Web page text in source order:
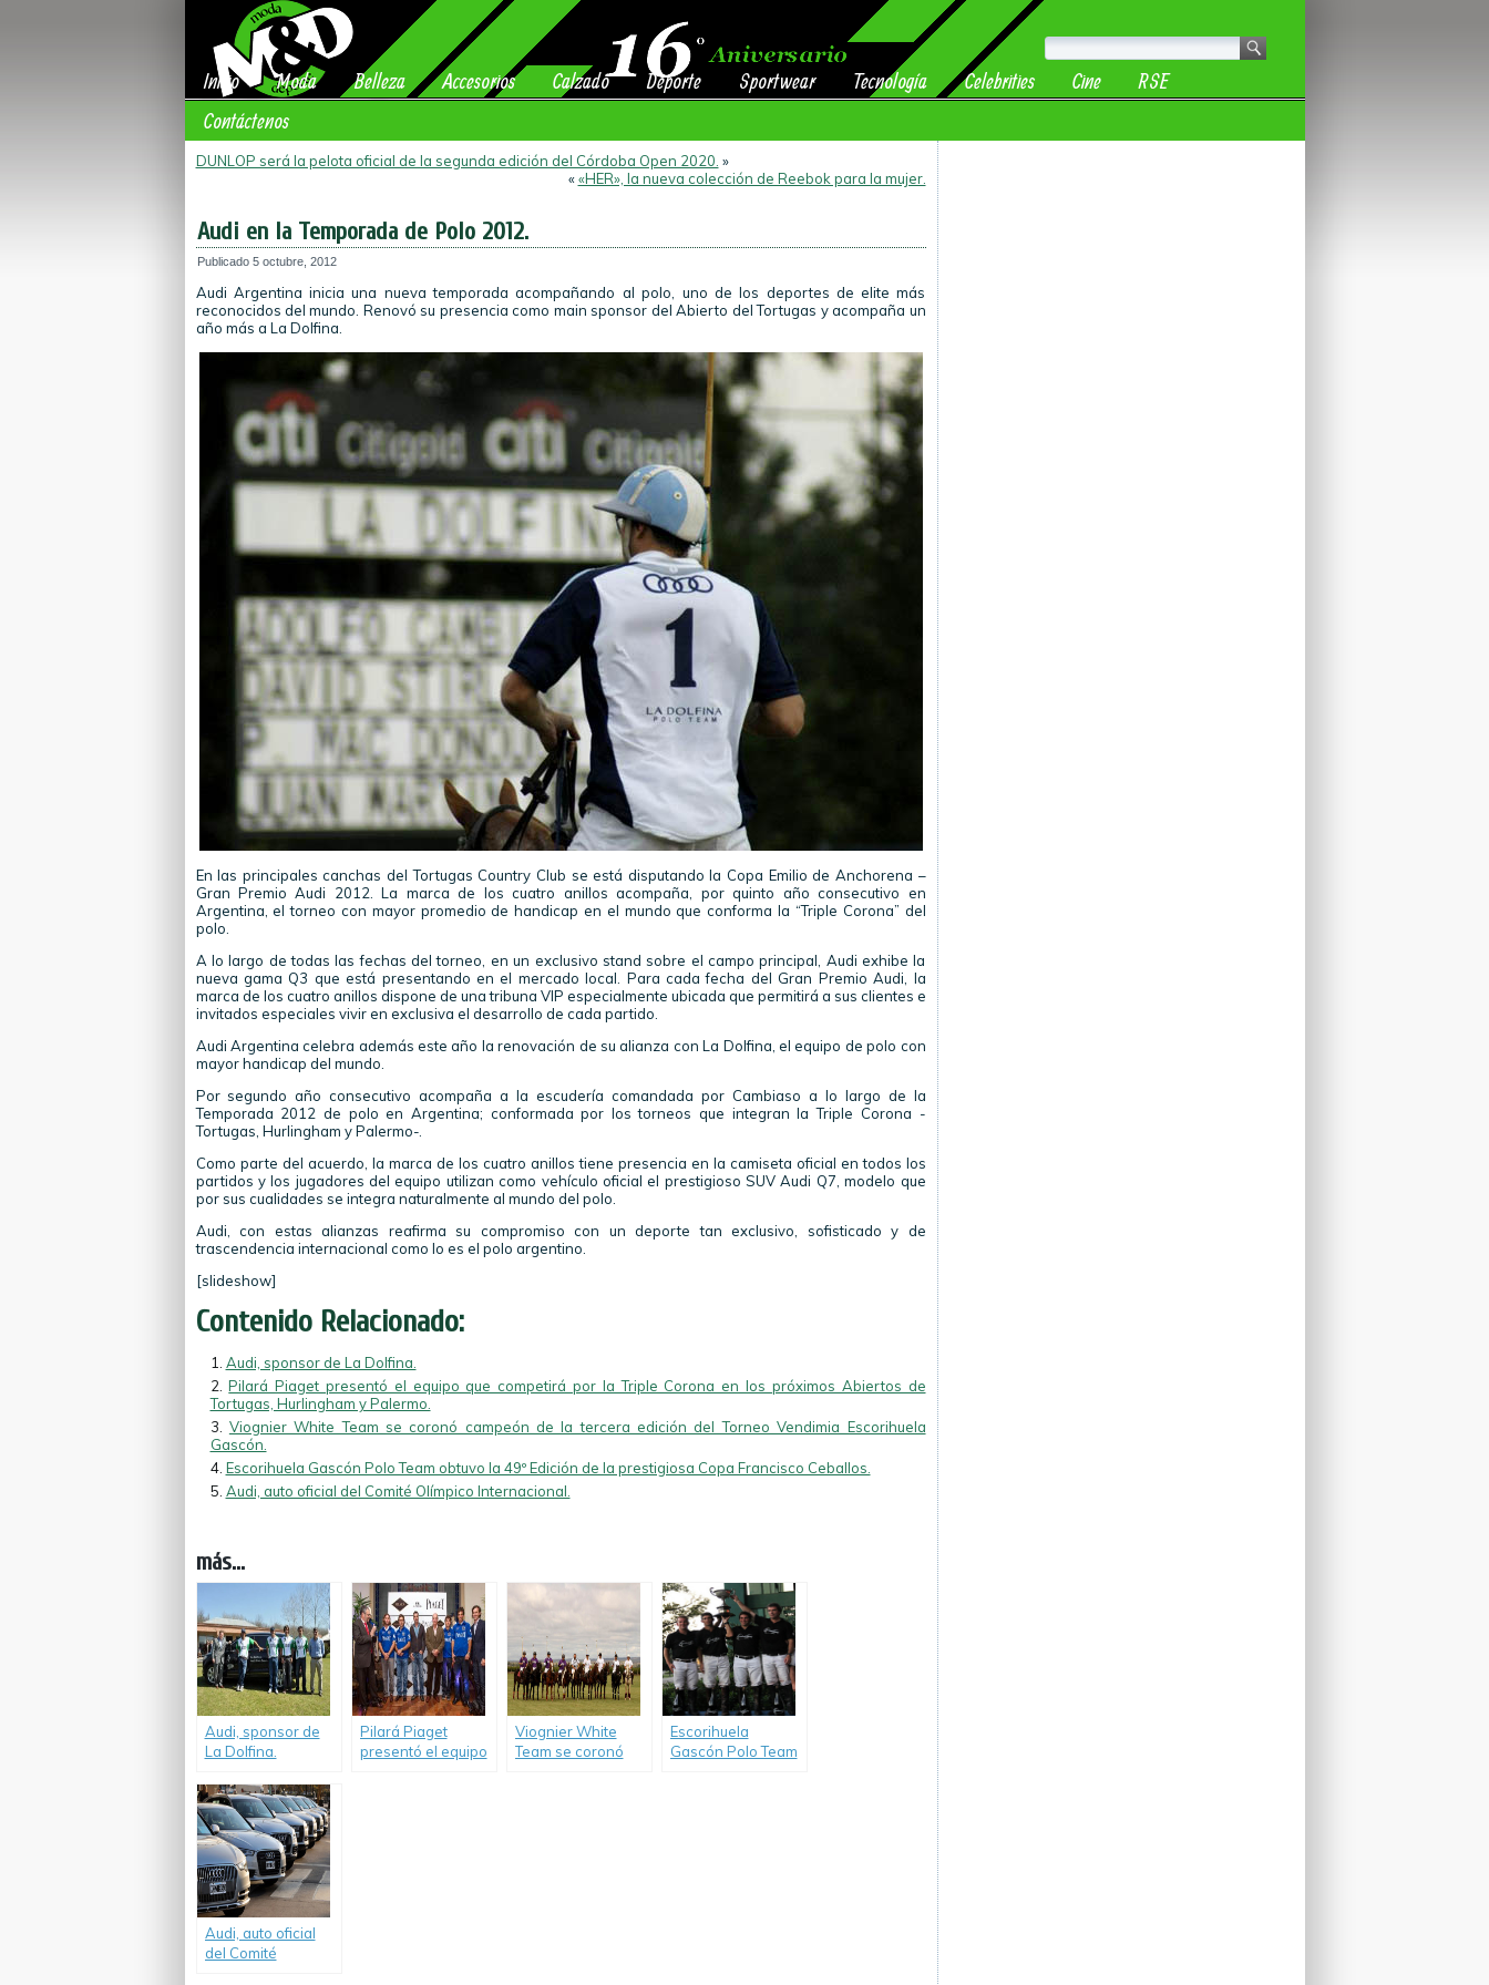
Inicio Moda Belleza Accesorios Calzado Deporte Sportwear Tecnología Celebrities Cine
RSE
Contáctenos
DUNLOP será la pelota oficial de la segunda edición del Córdoba Open 2020. »
««HER», la nueva colección de Reebok para la mujer.
Audi en la Temporada de Polo 2012.
Publicado 5 octubre, 2012
Audi Argentina inicia una nueva temporada acompañando al polo, uno de los deportes de elite más
reconocidos del mundo. Renovó su presencia como main sponsor del Abierto del Tortugas y acompaña un
año más a La Dolfina.
En las principales canchas del Tortugas Country Club se está disputando la Copa Emilio de Anchorena –
Gran Premio Audi 2012. La marca de los cuatro anillos acompaña, por quinto año consecutivo en
Argentina, el torneo con mayor promedio de handicap en el mundo que conforma la “Triple Corona” del
polo.
A lo largo de todas las fechas del torneo, en un exclusivo stand sobre el campo principal, Audi exhibe la
nueva gama Q3 que está presentando en el mercado local. Para cada fecha del Gran Premio Audi, la
marca de los cuatro anillos dispone de una tribuna VIP especialmente ubicada que permitirá a sus clientes e
invitados especiales vivir en exclusiva el desarrollo de cada partido.
Audi Argentina celebra además este año la renovación de su alianza con La Dolfina, el equipo de polo con
mayor handicap del mundo.
Por segundo año consecutivo acompaña a la escudería comandada por Cambiaso a lo largo de la
Temporada 2012 de polo en Argentina; conformada por los torneos que integran la Triple Corona -
Tortugas, Hurlingham y Palermo-.
Como parte del acuerdo, la marca de los cuatro anillos tiene presencia en la camiseta oficial en todos los
partidos y los jugadores del equipo utilizan como vehículo oficial el prestigioso SUV Audi Q7, modelo que
por sus cualidades se integra naturalmente al mundo del polo.
Audi, con estas alianzas reafirma su compromiso con un deporte tan exclusivo, sofisticado y de
trascendencia internacional como lo es el polo argentino.
[slideshow]
Contenido Relacionado:
Audi, sponsor de La Dolfina.
Pilará Piaget presentó el equipo que competirá por la Triple Corona en los próximos Abiertos de
Tortugas, Hurlingham y Palermo.
Viognier White Team se coronó campeón de la tercera edición del Torneo Vendimia Escorihuela
Gascón.
Escorihuela Gascón Polo Team obtuvo la 49º Edición de la prestigiosa Copa Francisco Ceballos.
Audi, auto oficial del Comité Olímpico Internacional.
más...
Audi, sponsor de
La Dolfina.
Pilará Piaget
presentó el equipo
Viognier White
Team se coronó
Escorihuela
Gascón Polo Team
Audi, auto oficial
del Comité